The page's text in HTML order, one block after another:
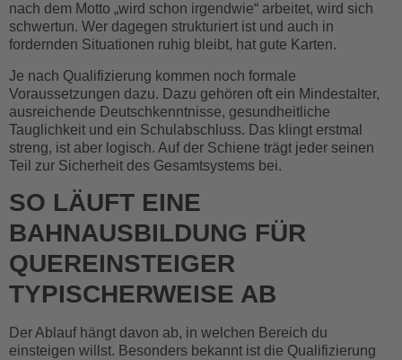
nach dem Motto „wird schon irgendwie“ arbeitet, wird sich
schwertun. Wer dagegen strukturiert ist und auch in
fordernden Situationen ruhig bleibt, hat gute Karten.
Je nach Qualifizierung kommen noch formale
Voraussetzungen dazu. Dazu gehören oft ein Mindestalter,
ausreichende Deutschkenntnisse, gesundheitliche
Tauglichkeit und ein Schulabschluss. Das klingt erstmal
streng, ist aber logisch. Auf der Schiene trägt jeder seinen
Teil zur Sicherheit des Gesamtsystems bei.
SO LÄUFT EINE
BAHNAUSBILDUNG FÜR
QUEREINSTEIGER
TYPISCHERWEISE AB
Der Ablauf hängt davon ab, in welchen Bereich du
einsteigen willst. Besonders bekannt ist die Qualifizierung